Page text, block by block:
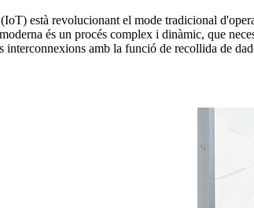
està revolucionant el mode tradicional
és un procés complex i dinàmic, que
amb la funció de recollida de